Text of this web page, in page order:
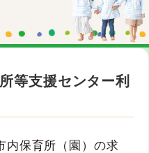
等支援センター利
内保育所（園）の求